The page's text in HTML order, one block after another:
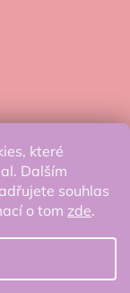
které
Dalším
souhlas
o tom zde.
práva